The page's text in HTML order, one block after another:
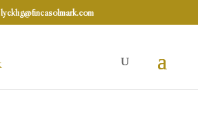
lycklig@fincasolmark.com